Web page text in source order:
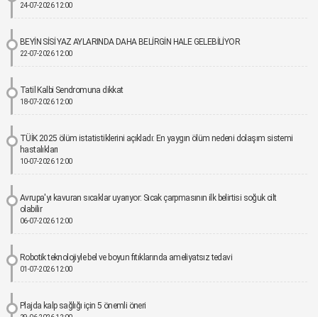
24-07-2026 12:00
BEYİN SİSİ YAZ AYLARINDA DAHA BELİRGİN HALE GELEBİLİYOR
22-07-2026 12:00
Tatil Kalbi Sendromuna dikkat
18-07-2026 12:00
TÜİK 2025 ölüm istatistiklerini açıkladı: En yaygın ölüm nedeni dolaşım sistemi
hastalıkları
10-07-2026 12:00
Avrupa'yı kavuran sıcaklar uyarıyor: Sıcak çarpmasının ilk belirtisi soğuk cilt
olabilir
06-07-2026 12:00
Robotik teknolojiyle bel ve boyun fıtıklarında ameliyatsız tedavi
01-07-2026 12:00
Plajda kalp sağlığı için 5 önemli öneri